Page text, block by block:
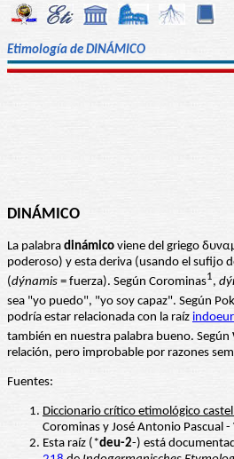
Etimología de DINÁMICO
DINÁMICO
La palabra dinámico viene del griego
poderoso) y esta deriva (usando el sufijo
(dýnamis = fuerza). Según Corominas1,
sea "yo puedo", "yo soy capaz". Según
podría estar relacionada con la raíz
también en nuestra palabra bueno. Según
relación, pero improbable por razones
Fuentes:
Diccionario crítico etimológico
Corominas y José Antonio Pascual
Esta raíz (*deu-2-) está